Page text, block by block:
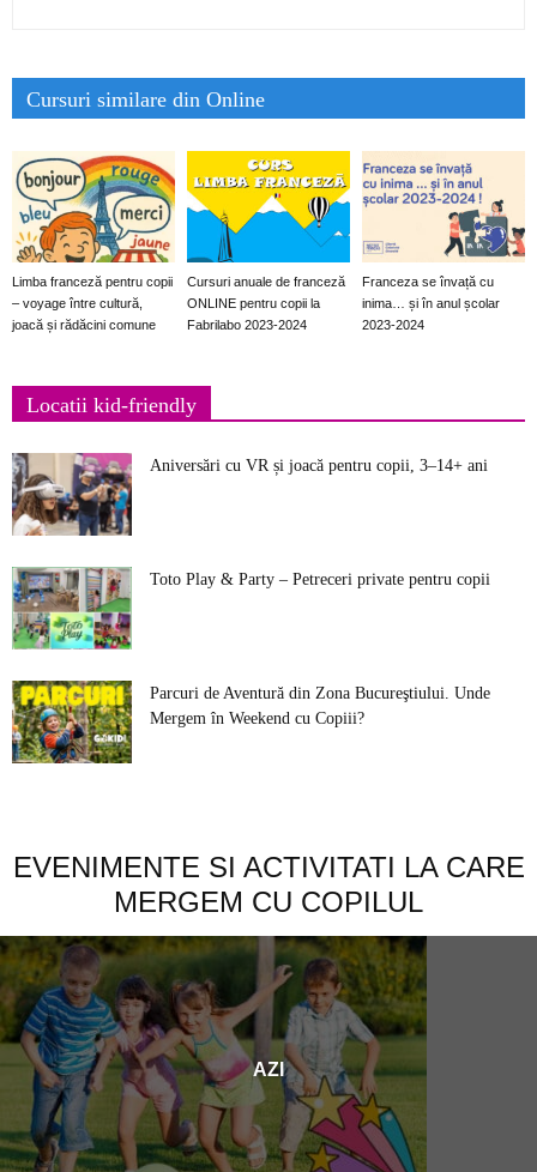
Cursuri similare din Online
Limba franceză pentru copii
– voyage între cultură,
joacă și rădăcini comune
Cursuri anuale de franceză
ONLINE pentru copii la
Fabrilabo 2023-2024
Franceza se învață cu
inima… și în anul școlar
2023-2024
Locatii kid-friendly
Aniversări cu VR și joacă pentru copii, 3–14+ ani
Toto Play & Party – Petreceri private pentru copii
Parcuri de Aventură din Zona Bucureştiului. Unde
Mergem în Weekend cu Copiii?
EVENIMENTE SI ACTIVITATI LA CARE
MERGEM CU COPILUL
AZI